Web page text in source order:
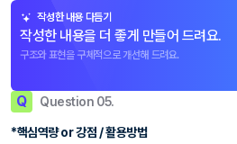
작성한 내용 다듬기
작성한 내용을 더 좋게 만들어 드려요.
구조와 표현을 구체적으로 개선해 드려요.
Q Question 05.
*핵심역량 or 강점 / 활용방법